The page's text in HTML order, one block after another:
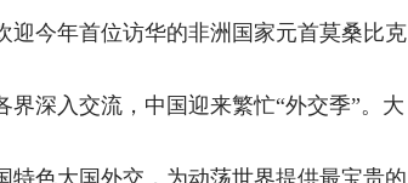
迎今年首位访华的非洲国家元首莫桑比克
深入交流，中国迎来繁忙“外交季”。大
色大国外交，为动荡世界提供最宝贵的